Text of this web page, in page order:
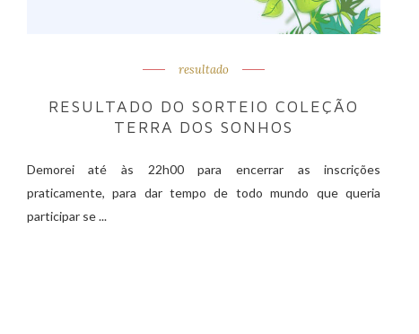
resultado
RESULTADO DO SORTEIO COLEÇÃO
TERRA DOS SONHOS
Demorei até às 22h00 para encerrar as inscrições
praticamente, para dar tempo de todo mundo que queria
participar se ...